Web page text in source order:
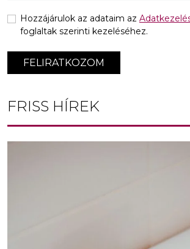
FELIRATKOZOM
Hozzájárulok az adataim az
foglaltak szerinti kezeléséhez.
FRISS HÍREK